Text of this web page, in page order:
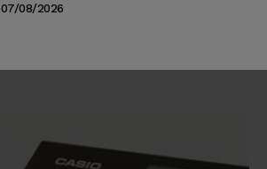
07/08/2026